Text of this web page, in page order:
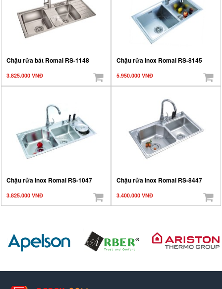
Chậu rửa bát Romal RS-1148
3.825.000 VNĐ
Chậu rửa Inox Romal RS-8145
5.950.000 VNĐ
Chậu rửa Inox Romal RS-1047
3.825.000 VNĐ
Chậu rửa Inox Romal RS-8447
3.400.000 VNĐ